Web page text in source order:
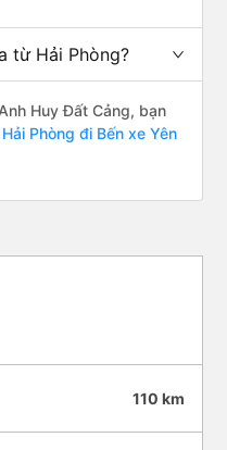
từ Hải Phòng?
Huy Đất Cảng, bạn
Phòng đi Bến xe Yên
110 km